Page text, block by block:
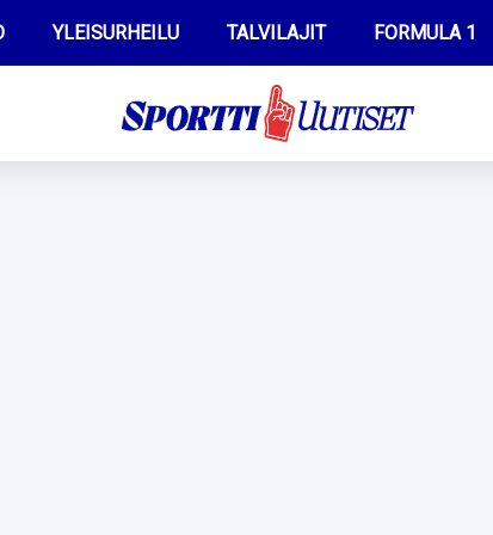
YLEISURHEILU TALVILAJIT FORMULA 1